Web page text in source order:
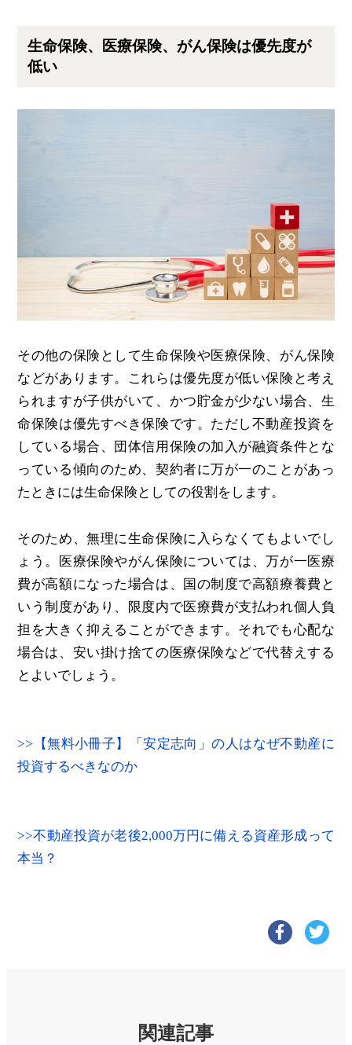
生命保険、医療保険、がん保険は優先度が
低い
その他の保険として生命保険や医療保険、がん保険
などがあります。これらは優先度が低い保険と考え
られますが子供がいて、かつ貯金が少ない場合、生
命保険は優先すべき保険です。ただし不動産投資を
している場合、団体信用保険の加入が融資条件とな
っている傾向のため、契約者に万が一のことがあっ
たときには生命保険としての役割をします。
そのため、無理に生命保険に入らなくてもよいでし
ょう。医療保険やがん保険については、万が一医療
費が高額になった場合は、国の制度で高額療養費と
いう制度があり、限度内で医療費が支払われ個人負
担を大きく抑えることができます。それでも心配な
場合は、安い掛け捨ての医療保険などで代替えする
とよいでしょう。
>>【無料小冊子】「安定志向」の人はなぜ不動産に
投資するべきなのか
>>不動産投資が老後2,000万円に備える資産形成って
本当？
関連記事